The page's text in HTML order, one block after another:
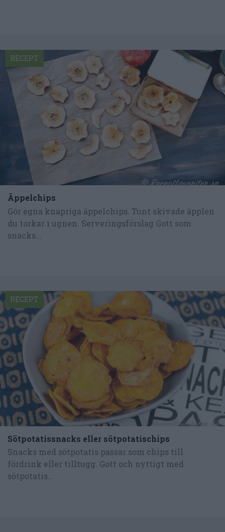
Äppelchips
Gör egna knapriga äppelchips. Tunt skivade äpplen
du torkar i ugnen. Serveringsförslag Gott som
snacks...
RECEPT
Sötpotatissnacks eller sötpotatischips
Snacks med sötpotatis passar som chips till
fördrink eller tilltugg. Gott och nyttigt med
sötpotatis...
RECEPT